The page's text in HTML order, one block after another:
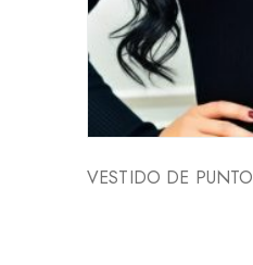
VESTIDO DE PUNTO